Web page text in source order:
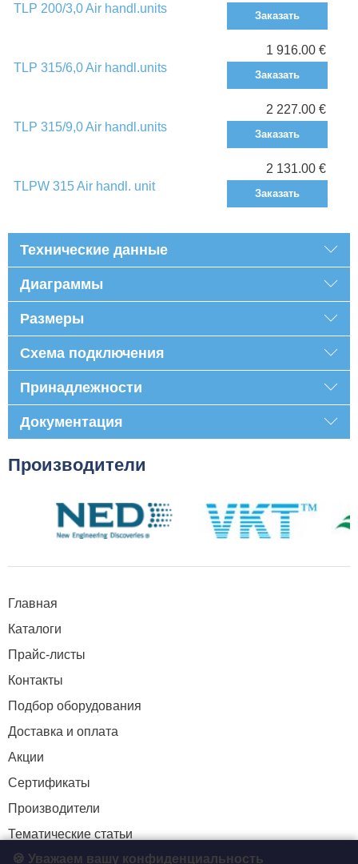
TLP 200/3,0 Air handl.units
Заказать
TLP 315/6,0 Air handl.units
1 916.00 €
Заказать
TLP 315/9,0 Air handl.units
2 227.00 €
Заказать
TLPW 315 Air handl. unit
2 131.00 €
Заказать
Технические данные
Диаграммы
Размеры
Схема подключения
Принадлежности
Документация
Производители
Главная
Каталоги
Прайс-листы
Контакты
Подбор оборудования
Доставка и оплата
Акции
Сертификаты
Производители
Тематические статьи
🍪 Уважаем вашу конфиденциальность